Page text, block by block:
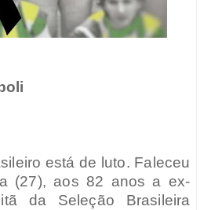
está de luto. Faleceu
(27), aos 82 anos a ex-
da Seleção Brasileira